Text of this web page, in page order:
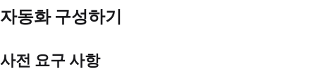
자동화 구성하기
사전 요구 사항